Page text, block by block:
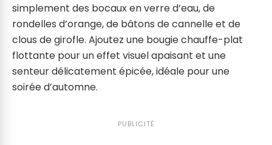
simplement des bocaux en verre d’eau, de
rondelles d’orange, de bâtons de cannelle et de
clous de girofle. Ajoutez une bougie chauffe-plat
flottante pour un effet visuel apaisant et une
senteur délicatement épicée, idéale pour une
soirée d’automne.
PUBLICITÉ